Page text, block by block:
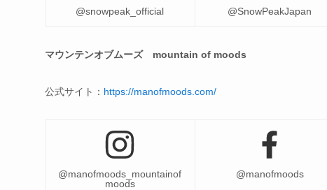
@snowpeak_official @SnowPeakJapan
マウンテンオブムーズ mountain of moods
公式サイト： https://manofmoods.com/
@manofmoods_mountainof
moods
@manofmoods